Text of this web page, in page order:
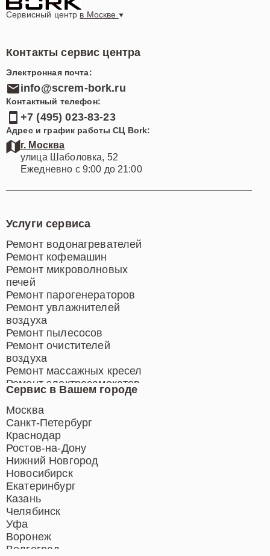
Сервисный центр в Москве
Контакты сервис центра
Электронная почта:
info@screm-bork.ru
Контактный телефон:
+7 (495) 023-83-23
Адрес и график работы СЦ Bork:
г. Москва
улица Шаболовка, 52
Ежедневно с 9:00 до 21:00
Сервис в Вашем городе
Москва
Санкт-Петербург
Краснодар
Ростов-на-Дону
Нижний Новгород
Новосибирск
Екатеринбург
Казань
Челябинск
Уфа
Воронеж
Волгоград
Услуги сервиса
Ремонт водонагревателей
Ремонт кофемашин
Ремонт микроволновых
печей
Ремонт парогенераторов
Ремонт увлажнителей
воздуха
Ремонт пылесосов
Ремонт очистителей
воздуха
Ремонт массажных кресел
Ремонт электросамокатов
Ремонт индукционных плит
Ремонт роботов-пылесосов
Ремонт гладильных систем
Ремонт отпаривателей
Ремонт вертикальных
пылесосов